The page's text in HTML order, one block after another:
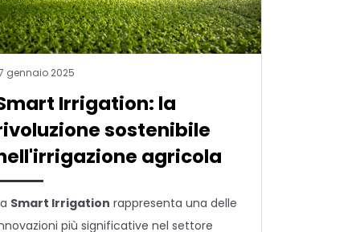
gennaio 2025
Irrigation: la
sostenibile
agricola
Smart Irrigation rappresenta una delle
più significative nel settore